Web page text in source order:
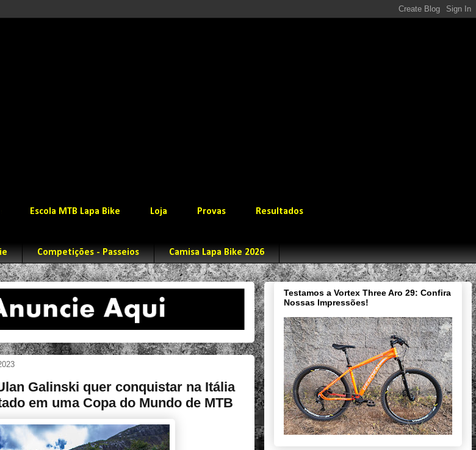
Escola MTB Lapa Bike Loja Provas Resultados
Competições - Passeios Camisa Lapa Bike 2026
Galinski quer conquistar na Itália
em uma Copa do Mundo de MTB
Testamos a Vortex Three Aro 29: Confira
Nossas Impressões!